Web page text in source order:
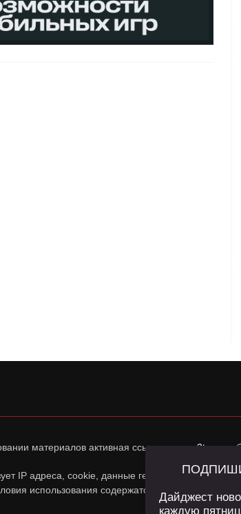
материалов активная ссылка наapp2top.ru
IP адреса, cookie, данные геолокации
использования содержатся в
Политике
Дайджест
каждую